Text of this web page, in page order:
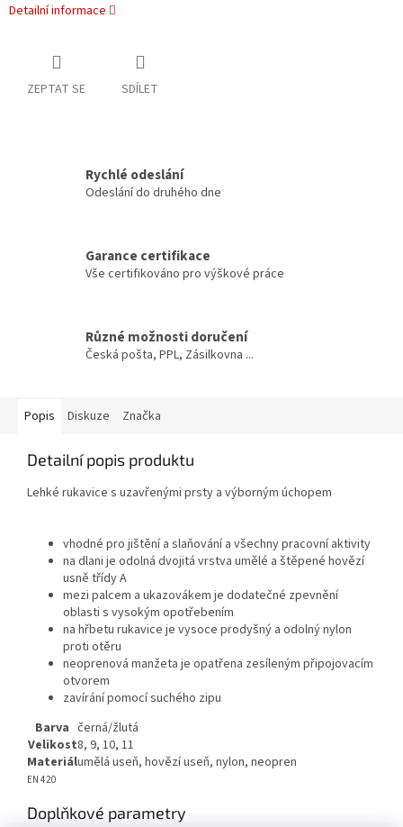
Detailní informace
ZEPTAT SE SDÍLET
Rychlé odeslání
Odeslání do druhého dne
Garance certifikace
Vše certifikováno pro výškové práce
Různé možnosti doručení
Česká pošta, PPL, Zásilkovna ...
Popis Diskuze Značka
Detailní popis produktu
Lehké rukavice s uzavřenými prsty a výborným úchopem
vhodné pro jištění a slaňování a všechny pracovní aktivity
na dlani je odolná dvojitá vrstva umělé a štěpené hovězí
usně třídy A
mezi palcem a ukazovákem je dodatečné zpevnění
oblasti s vysokým opotřebením
na hřbetu rukavice je vysoce prodyšný a odolný nylon
proti otěru
neoprenová manžeta je opatřena zesíleným připojovacím
otvorem
zavírání pomocí suchého zipu
Barva černá/žlutá
Velikost8, 9, 10, 11
Materiálumělá useň, hovězí useň, nylon, neopren
EN 420
Doplňkové parametry